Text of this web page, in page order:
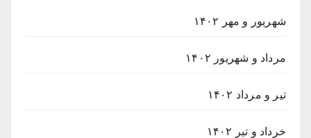
شهریور و مهر ۱۴۰۲
مرداد و شهریور ۱۴۰۲
تیر و مرداد ۱۴۰۲
خرداد و تیر ۱۴۰۲